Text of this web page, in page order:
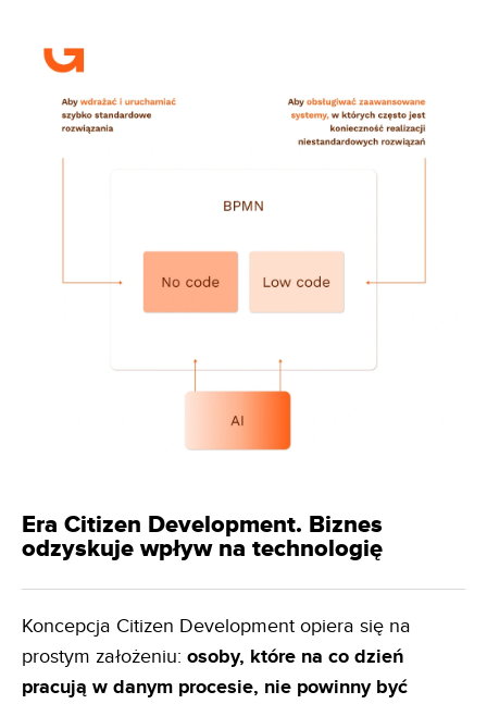
Era Citizen Development. Biznes
odzyskuje wpływ na technologię
Koncepcja Citizen Development opiera się na
prostym założeniu: osoby, które na co dzień
pracują w danym procesie, nie powinny być